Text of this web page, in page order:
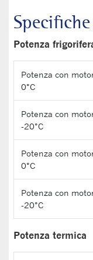
Potenza
Potenza con
0°C
Potenza con
-20°C
Potenza con
0°C
Potenza con
-20°C
Potenza termica